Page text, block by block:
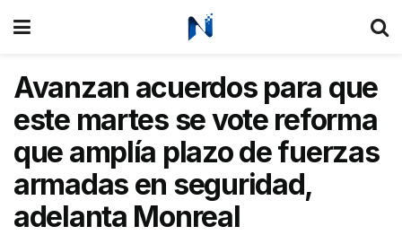
Avanzan acuerdos para que
este martes se vote reforma
que amplía plazo de fuerzas
armadas en seguridad,
adelanta Monreal